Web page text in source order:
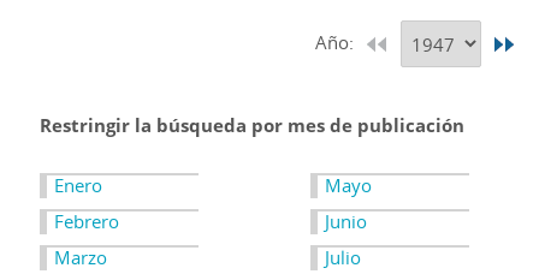
Año:
Restringir la búsqueda por mes de publicación
Enero
Febrero
Marzo
Mayo
Junio
Julio